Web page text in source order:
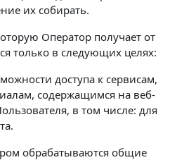
их собирать.
Оператор получает от
только в следующих целях:
доступа к сервисам,
содержащимся на веб-
в том числе: для
обрабатываются общие